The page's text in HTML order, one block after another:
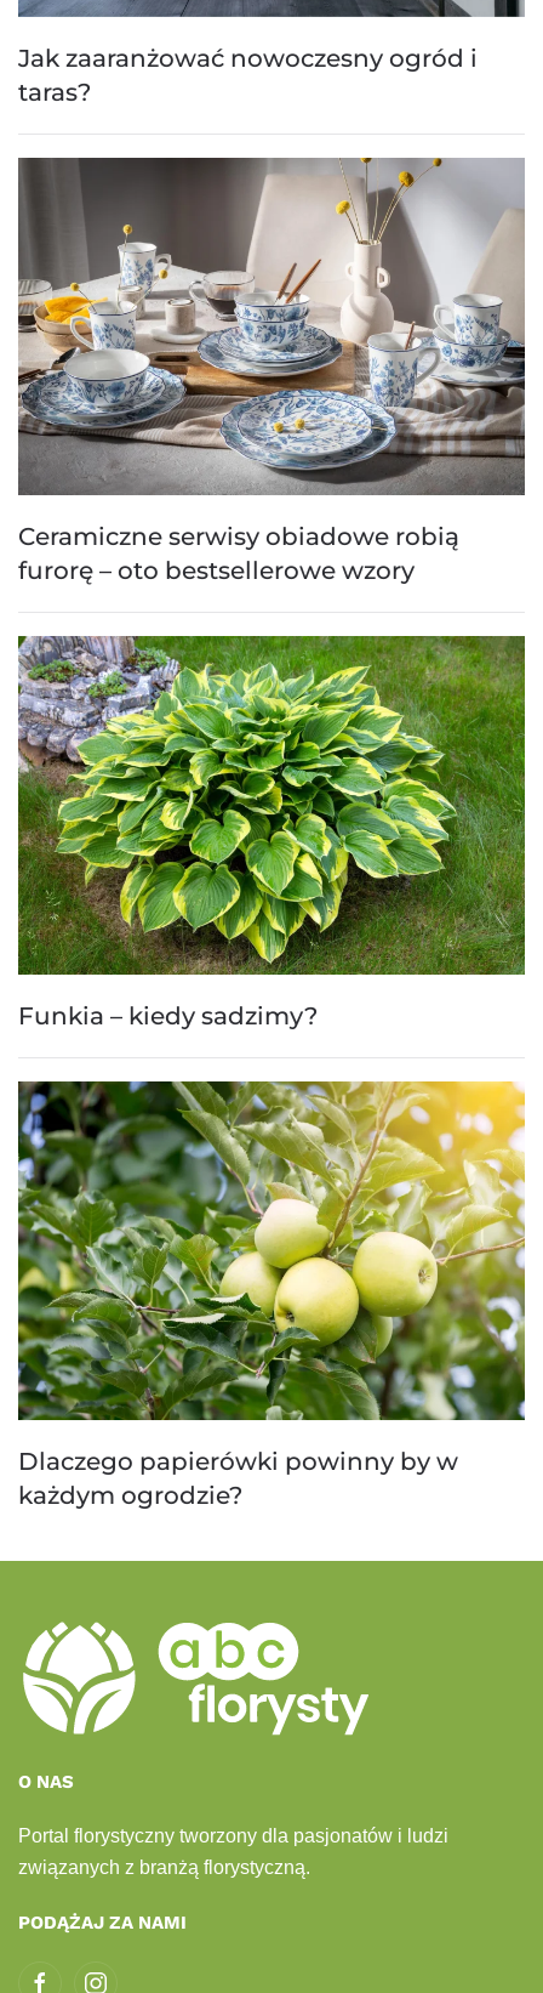
Jak zaaranżować nowoczesny ogród i
taras?
Ceramiczne serwisy obiadowe robią
furorę – oto bestsellerowe wzory
Funkia – kiedy sadzimy?
Dlaczego papierówki powinny by w
każdym ogrodzie?
O NAS
Portal florystyczny tworzony dla pasjonatów i ludzi
związanych z branżą florystyczną.
PODĄŻAJ ZA NAMI